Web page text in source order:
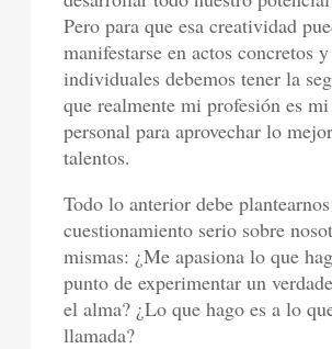
Pero para que esa creatividad
manifestarse en actos concretos
individuales debemos tener la
que realmente mi profesión es
personal para aprovechar lo
talentos.
Todo lo anterior debe
cuestionamiento serio sobre
mismas: ¿Me apasiona lo que
punto de experimentar un
el alma? ¿Lo que hago es a lo
llamada?